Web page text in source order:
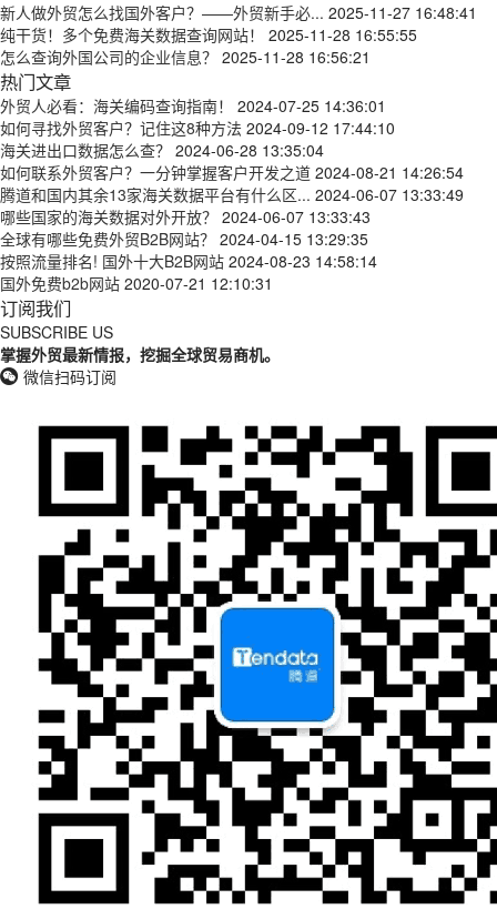
新人做外贸怎么找国外客户？——外贸新手必... 2025-11-27 16:48:41
纯干货！多个免费海关数据查询网站！
2025-11-28 16:55:55
怎么查询外国公司的企业信息？ 2025-11-28 16:56:21
热门文章
外贸人必看：海关编码查询指南！
2024-07-25 14:36:01
如何寻找外贸客户？记住这8种方法 2024-09-12 17:44:10
海关进出口数据怎么查？ 2024-06-28 13:35:04
如何联系外贸客户？一分钟掌握客户开发之道 2024-08-21 14:26:54
腾道和国内其余13家海关数据平台有什么区... 2024-06-07 13:33:49
哪些国家的海关数据对外开放？ 2024-06-07 13:33:43
全球有哪些免费外贸B2B网站？ 2024-04-15 13:29:35
按照流量排名! 国外十大B2B网站 2024-08-23 14:58:14
国外免费b2b网站 2020-07-21 12:10:31
订阅我们
SUBSCRIBE US
掌握外贸最新情报，挖掘全球贸易商机。
微信扫码订阅